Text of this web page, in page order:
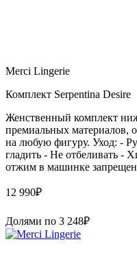
Merci Lingerie
Комплект Serpentina Desire
Женственный комплект
премиальных материалов,
на любую фигуру. Уход: -
гладить - Не отбеливать -
отжим в машинке
12 990₽
Долями по 3 248₽